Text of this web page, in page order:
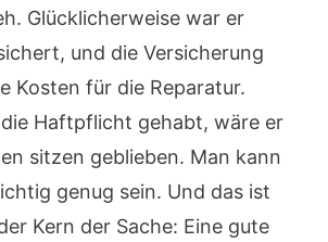
Glücklicherweise war er
und die Versicherung
Kosten für die Reparatur.
Haftpflicht gehabt, wäre er
sitzen geblieben. Man kann
genug sein. Und das ist
Kern der Sache: Eine gute